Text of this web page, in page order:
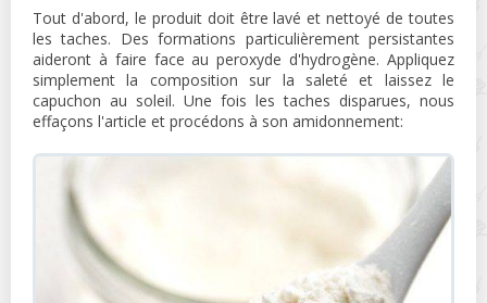
Tout d'abord, le produit doit être lavé et nettoyé de toutes
les taches. Des formations particulièrement persistantes
aideront à faire face au peroxyde d'hydrogène. Appliquez
simplement la composition sur la saleté et laissez le
capuchon au soleil. Une fois les taches disparues, nous
effaçons l'article et procédons à son amidonnement: